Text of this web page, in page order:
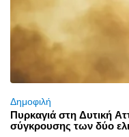
Δημοφιλή
Πυρκαγιά στη Δυτική
σύγκρουσης των δύο